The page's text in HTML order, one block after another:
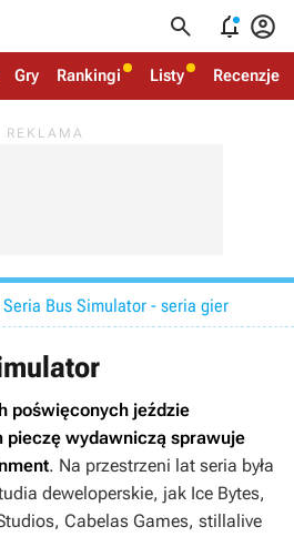
  
Gry Rankingi Listy Recenzje
Seria Bus Simulator - seria gier
poświęconych jeździe
pieczę wydawniczą sprawuje
. Na przestrzeni lat seria była
deweloperskie, jak Ice Bytes,
Cabelas Games, stillalive